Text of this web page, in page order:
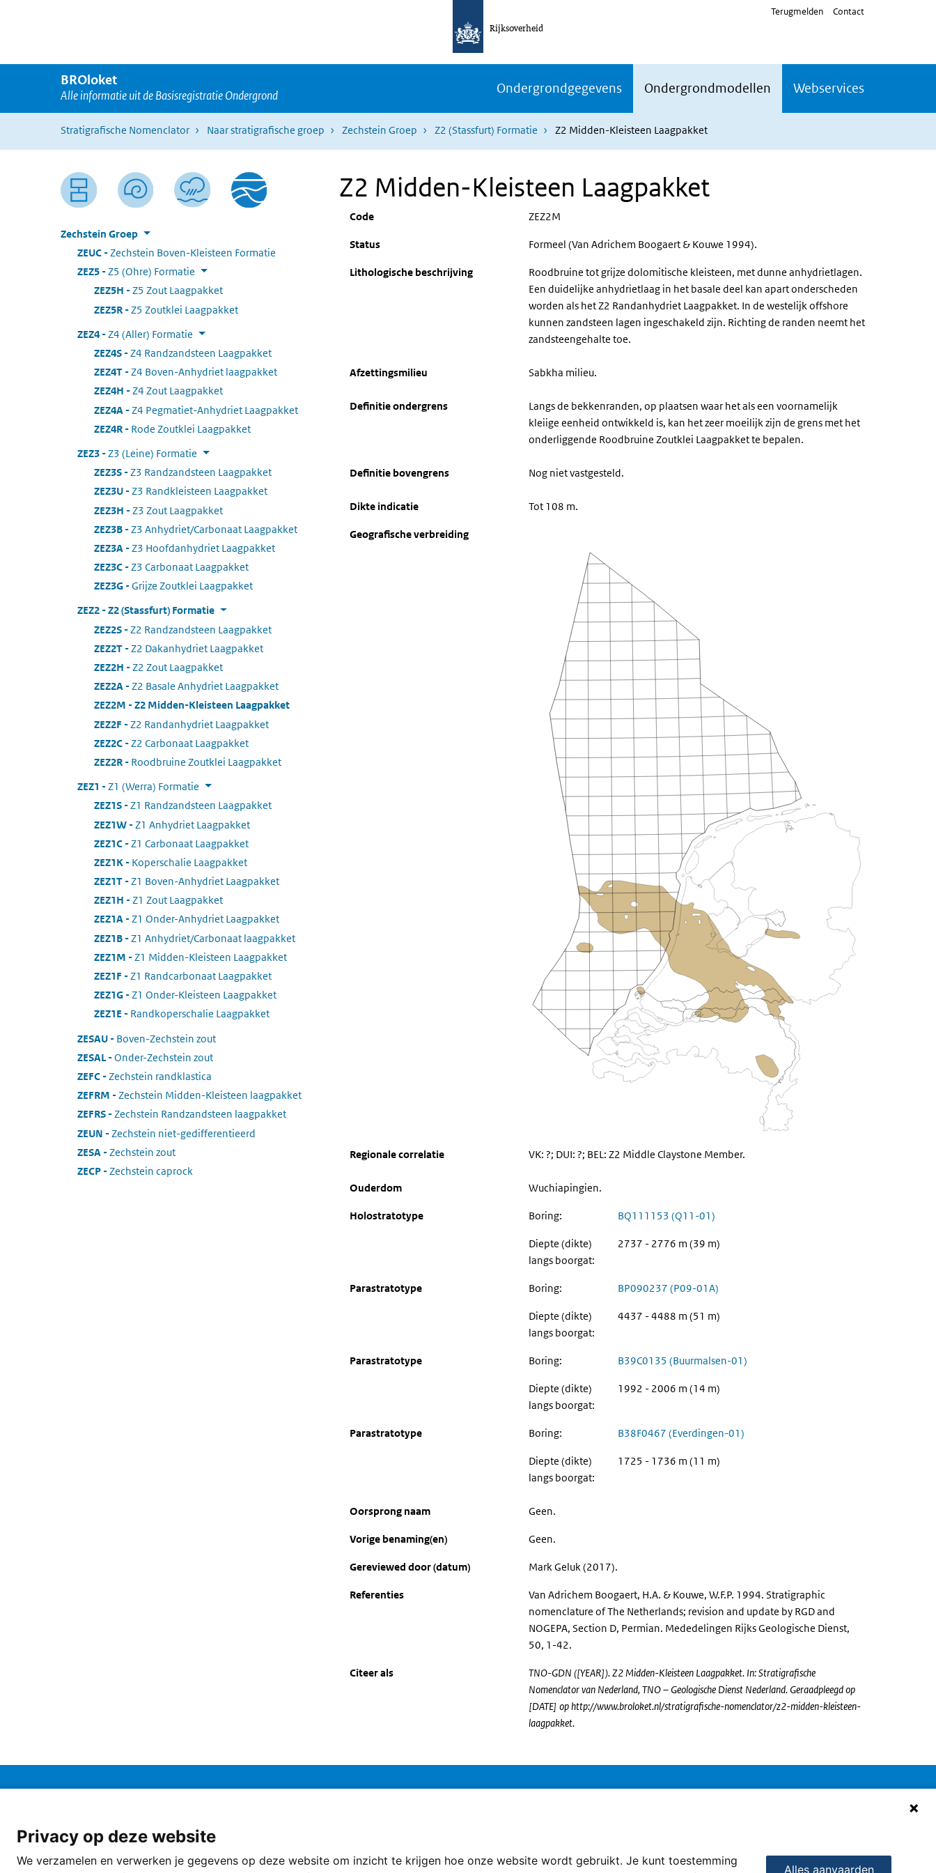
Rijksoverheid
Terugmelden Contact
BROloket
Alle informatie uit de Basisregistratie Ondergrond Ondergrondgegevens Ondergrondmodellen Webservices
Stratigrafische Nomenclator Naar stratigrafische groep Zechstein Groep Z2 (Stassfurt) Formatie Z2 Midden-Kleisteen Laagpakket
Z2 Midden-Kleisteen Laagpakket
Code ZEZ2M
Status Formeel (Van Adrichem Boogaert & Kouwe 1994).
Lithologische beschrijving
Roodbruine tot grijze dolomitische kleisteen, met dunne anhydrietlagen.
Een duidelijke anhydrietlaag in het basale deel kan apart onderscheden
worden als het Z2 Randanhydriet Laagpakket. In de westelijk offshore
kunnen zandsteen lagen ingeschakeld zijn. Richting de randen neemt het
zandsteengehalte toe.
Afzettingsmilieu Sabkha milieu.
Definitie ondergrens
Langs de bekkenranden, op plaatsen waar het als een voornamelijk
kleiige eenheid ontwikkeld is, kan het zeer moeilijk zijn de grens met het
onderliggende Roodbruine Zoutklei Laagpakket te bepalen.
Definitie bovengrens Nog niet vastgesteld.
Dikte indicatie Tot 108 m.
Geografische verbreiding
Regionale correlatie VK: ?; DUI: ?; BEL: Z2 Middle Claystone Member.
Ouderdom Wuchiapingien.
Holostratotype Boring: BQ111153 (Q11-01)
Diepte (dikte)
langs boorgat:
2737 - 2776 m (39 m)
Parastratotype Boring: BP090237 (P09-01A)
Diepte (dikte)
langs boorgat:
4437 - 4488 m (51 m)
Parastratotype Boring: B39C0135 (Buurmalsen-01)
Diepte (dikte)
langs boorgat:
1992 - 2006 m (14 m)
Parastratotype Boring: B38F0467 (Everdingen-01)
Diepte (dikte)
langs boorgat:
1725 - 1736 m (11 m)
Oorsprong naam Geen.
Vorige benaming(en) Geen.
Gereviewed door (datum) Mark Geluk (2017).
Referenties
Van Adrichem Boogaert, H.A. & Kouwe, W.F.P. 1994. Stratigraphic
nomenclature of The Netherlands; revision and update by RGD and
NOGEPA, Section D, Permian. Mededelingen Rijks Geologische Dienst,
50, 1-42.
Citeer als
TNO-GDN ([YEAR]). Z2 Midden-Kleisteen Laagpakket. In: Stratigrafische
Nomenclator van Nederland, TNO – Geologische Dienst Nederland. Geraadpleegd op
[DATE] op http://www.broloket.nl/stratigrafische-nomenclator/z2-midden-kleisteen-
laagpakket.
Zechstein Groep
ZEUC
Zechstein Boven-Kleisteen Formatie
ZEZ5
Z5 (Ohre) Formatie
ZEZ5H
Z5 Zout Laagpakket
ZEZ5R
Z5 Zoutklei Laagpakket
ZEZ4
Z4 (Aller) Formatie
ZEZ4S
Z4 Randzandsteen Laagpakket
ZEZ4T
Z4 Boven-Anhydriet laagpakket
ZEZ4H
Z4 Zout Laagpakket
ZEZ4A
Z4 Pegmatiet-Anhydriet Laagpakket
ZEZ4R
Rode Zoutklei Laagpakket
ZEZ3
Z3 (Leine) Formatie
ZEZ3S
Z3 Randzandsteen Laagpakket
ZEZ3U
Z3 Randkleisteen Laagpakket
ZEZ3H
Z3 Zout Laagpakket
ZEZ3B
Z3 Anhydriet/Carbonaat Laagpakket
ZEZ3A
Z3 Hoofdanhydriet Laagpakket
ZEZ3C
Z3 Carbonaat Laagpakket
ZEZ3G
Grijze Zoutklei Laagpakket
ZEZ2
Z2 (Stassfurt) Formatie
ZEZ2S
Z2 Randzandsteen Laagpakket
ZEZ2T
Z2 Dakanhydriet Laagpakket
ZEZ2H
Z2 Zout Laagpakket
ZEZ2A
Z2 Basale Anhydriet Laagpakket
ZEZ2M
Z2 Midden-Kleisteen Laagpakket
ZEZ2F
Z2 Randanhydriet Laagpakket
ZEZ2C
Z2 Carbonaat Laagpakket
ZEZ2R:
Roodbruine Zoutklei Laagpakket
ZEZ1
Z1 (Werra) Formatie
ZEZ1S
Z1 Randzandsteen Laagpakket
ZEZ1W
Z1 Anhydriet Laagpakket
ZEZ1C
Z1 Carbonaat Laagpakket
ZEZ1K
Koperschalie Laagpakket
ZEZ1T
Z1 Boven-Anhydriet Laagpakket
ZEZ1H
Z1 Zout Laagpakket
ZEZ1A
Z1 Onder-Anhydriet Laagpakket
ZEZ1B
Z1 Anhydriet/Carbonaat laagpakket
ZEZ1M
Z1 Midden-Kleisteen Laagpakket
ZEZ1F
Z1 Randcarbonaat Laagpakket
ZEZ1G
Z1 Onder-Kleisteen Laagpakket
ZEZ1E
Randkoperschalie Laagpakket
ZESAU
Boven-Zechstein zout
ZESAL
Onder-Zechstein zout
ZEFC
Zechstein randklastica
ZEFRM
Zechstein Midden-Kleisteen laagpakket
ZEFRS
Zechstein Randzandsteen laagpakket
ZEUN
Zechstein niet-gedifferentieerd
ZESA
Zechstein zout
ZECP
Zechstein caprock
opdracht van hetMinisterie van Binnenlandse Zaken en Koninkrijksrelaties
Doe mee
Privacy op deze website
We verzamelen en verwerken je gegevens op deze website om inzicht te krijgen hoe onze website wordt gebruikt. Je kunt toestemming
Alles aanvaarden